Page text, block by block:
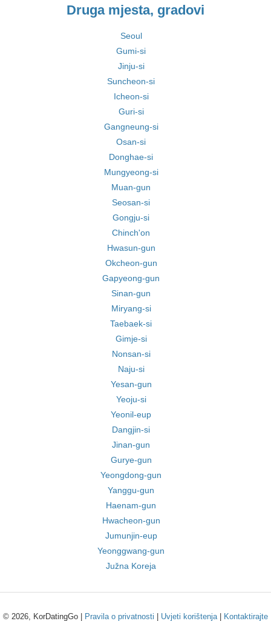
Druga mjesta, gradovi
Seoul
Gumi-si
Jinju-si
Suncheon-si
Icheon-si
Guri-si
Gangneung-si
Osan-si
Donghae-si
Mungyeong-si
Muan-gun
Seosan-si
Gongju-si
Chinch'on
Hwasun-gun
Okcheon-gun
Gapyeong-gun
Sinan-gun
Miryang-si
Taebaek-si
Gimje-si
Nonsan-si
Naju-si
Yesan-gun
Yeoju-si
Yeonil-eup
Dangjin-si
Jinan-gun
Gurye-gun
Yeongdong-gun
Yanggu-gun
Haenam-gun
Hwacheon-gun
Jumunjin-eup
Yeonggwang-gun
Južna Koreja
© 2026, KorDatingGo | Pravila o privatnosti Uvjeti korištenja| Kontaktirajte